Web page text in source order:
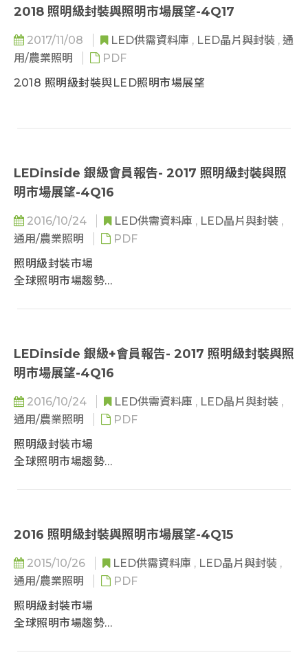
 中小功率LED應用廣泛度持續提升
 2016 前十大 COB LED 廠商全球營收排名
 高功率照明級封裝產品趨勢- 舞台燈
 高功率照明級封裝產品趨勢- 植物照明
 高演色性產品趨勢
 全球LED照明市場趨勢
 LEDinside 調查 LED 照明市場產品定義
 歐洲照明市場趨勢
 北美照明市場趨勢
 日本照明市場趨勢
 中國照明市場趨勢
 東南亞與澳洲照明市場趨勢
 新興市場照明商機可期
 2017-2022 全球LED照明市場規模預估: 産品別
額別 v.s. 區域別
 2017-2022 全球LED照明市場存量規模與滲透率預
估:數量別 v.s. 區域別
 白熾燈禁用政策接近尾聲，鹵素燈淘汰時間延遲至
2018年
 2016-2018 全球LED照明市場規模預估: 產品別
 2017 全球LED照明産品市場規模-數量基礎: 區域別
v.s. 產品別
 2018 全球LED照明産品市場規模-金額基礎: 區域別
 2018 全球LED照明産品市場規模-數量基礎: 區域別
v.s. 產品別
2018 照明級封裝與照明市場展望-4Q17
2017/11/08 LED供需資料庫 , LED晶片與封裝 , 通
用/農業照明
PDF
2018 照明級封裝與LED照明市場展望
 中小功率LED應用廣泛度持續提升
 2016-2018 照明級封裝市場價格趨勢
 2016 前十大 COB LED 廠商全球營收排名
 高功率照明級封裝產品趨勢- 舞台燈
 高功率照明級封裝產品趨勢- 植物照明
 2016-2021景觀照明用LED產品規模趨勢
 高功率照明級封裝產品趨勢- 景觀照明
 高演色性產品趨勢
 LEDinside 調查 LED 照明市場產品定義
 歐洲照明市場趨勢
 北美照明市場趨勢
 日本照明市場趨勢
 中國照明市場趨勢
 東南亞與澳洲照明市場趨勢
 印度照明市場趨勢
 2017-2022 全球LED照明市場規模預估: 産品別
額別 v.s. 區域別
 2017-2022 全球LED照明市場存量規模與滲透率預
估:數量別 v.s. 區域別
 白熾燈禁用政策接近尾聲，鹵素燈淘汰時間延遲至
2018年
 2016-2018 全球LED照明市場規模預估: 產品別
LEDinside 銀級會員報告- 2017 照明級封裝與照
明市場展望-4Q16
2016/10/24 LED供需資料庫 , LED晶片與封裝 ,
通用/農業照明
PDF
照明級封裝市場
全球照明市場趨勢
LEDinside 銀級+會員報告- 2017 照明級封裝與照
明市場展望-4Q16
2016/10/24 LED供需資料庫 , LED晶片與封裝 ,
通用/農業照明
PDF
照明級封裝市場
全球照明市場趨勢
2016 照明級封裝與照明市場展望-4Q15
2015/10/26 LED供需資料庫 , LED晶片與封裝 ,
通用/農業照明
PDF
照明級封裝市場
全球照明市場趨勢